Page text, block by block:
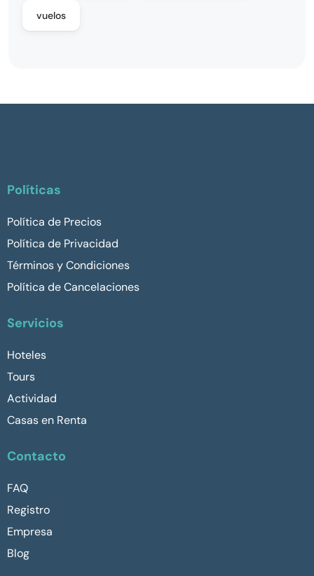
vuelos
Políticas
Política de Precios
Política de Privacidad
Términos y Condiciones
Política de Cancelaciones
Servicios
Hoteles
Tours
Actividad
Casas en Renta
Contacto
FAQ
Registro
Empresa
Blog